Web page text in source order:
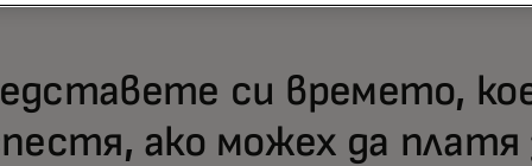
си времето,
ако можех да платя